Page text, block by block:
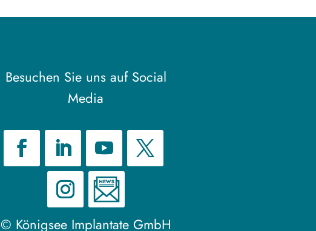
Besuchen Sie uns auf Social
Media
© Königsee Implantate GmbH